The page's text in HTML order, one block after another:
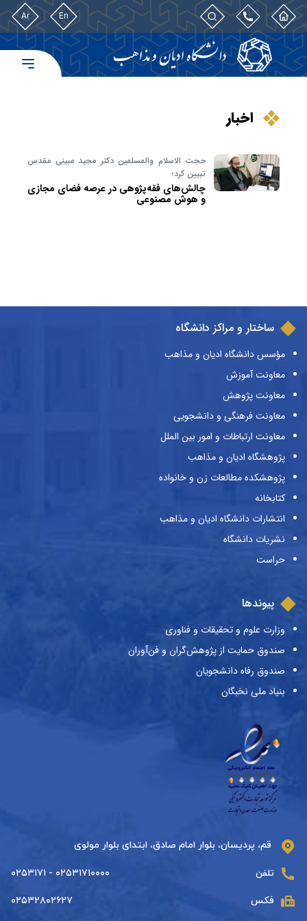
En
Ar
اخبار
حجت الاسلام والمسلمین دکتر مجید مبینی مقدس
تبیین کرد؛
چالش‌های فقه‌پژوهی در عرصه فضای مجازی
و هوش مصنوعی
ساختار و مراکز دانشگاه
مؤسس دانشگاه ادیان و مذاهب
معاونت آموزش
معاونت پژوهش
معاونت فرهنگی و دانشجویی
معاونت ارتباطات و امور بین الملل
پژوهشگاه ادیان و مذاهب
پژوهشکده مطالعات زن و خانواده
کتابخانه
انتشارات دانشگاه ادیان و مذاهب
نشریات دانشگاه
حراست
پیوندها
وزارت علوم و تحقیقات و فناوری
صندوق حمایت از پژوهش‌گران و فن‌آوران
صندوق رفاه دانشجویان
بنیاد ملی نخبگان
قم، پردیسان، بلوار امام صادق، ابتدای بلوار مولوی
تلفن ۰۲۵۳۱۷۱۰۰۰۰ - ۰۲۵۳۱۷۱
فکس ۰۲۵۳۲۸۰۲۶۲۷